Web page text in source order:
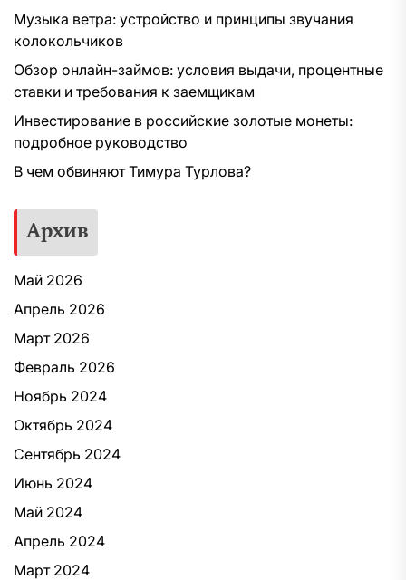
Музыка ветра: устройство и принципы звучания
колокольчиков
Обзор онлайн-займов: условия выдачи, процентные
ставки и требования к заемщикам
Инвестирование в российские золотые монеты:
подробное руководство
В чем обвиняют Тимура Турлова?
Архив
Май 2026
Апрель 2026
Март 2026
Февраль 2026
Ноябрь 2024
Октябрь 2024
Сентябрь 2024
Июнь 2024
Май 2024
Апрель 2024
Март 2024